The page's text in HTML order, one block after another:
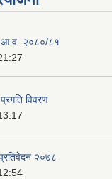
आ.व. २०८०/८१
विवरण
२०७८